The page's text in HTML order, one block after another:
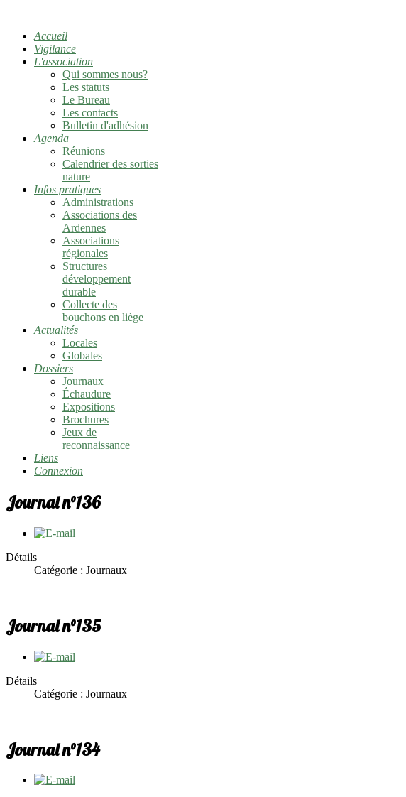
Accueil
Vigilance
L'association
Qui sommes nous?
Les statuts
Le Bureau
Les contacts
Bulletin d'adhésion
Agenda
Réunions
Calendrier des sorties
nature
Infos pratiques
Administrations
Associations des
Ardennes
Associations
régionales
Structures
développement
durable
Collecte des
bouchons en liège
Actualités
Locales
Globales
Dossiers
Journaux
Échaudure
Expositions
Brochures
Jeux de
reconnaissance
Liens
Connexion
Journal n°136
Détails
Catégorie : Journaux
Journal n°135
Détails
Catégorie : Journaux
Journal n°134